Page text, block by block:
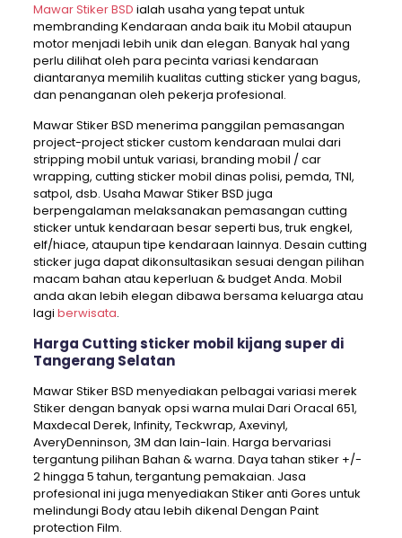
Mawar Stiker BSD ialah usaha yang tepat untuk
membranding Kendaraan anda baik itu Mobil ataupun
motor menjadi lebih unik dan elegan. Banyak hal yang
perlu dilihat oleh para pecinta variasi kendaraan
diantaranya memilih kualitas cutting sticker yang bagus,
dan penanganan oleh pekerja profesional.
Mawar Stiker BSD menerima panggilan pemasangan
project-project sticker custom kendaraan mulai dari
stripping mobil untuk variasi, branding mobil / car
wrapping, cutting sticker mobil dinas polisi, pemda, TNI,
satpol, dsb. Usaha Mawar Stiker BSD juga
berpengalaman melaksanakan pemasangan cutting
sticker untuk kendaraan besar seperti bus, truk engkel,
elf/hiace, ataupun tipe kendaraan lainnya. Desain cutting
sticker juga dapat dikonsultasikan sesuai dengan pilihan
macam bahan atau keperluan & budget Anda. Mobil
anda akan lebih elegan dibawa bersama keluarga atau
lagi berwisata.
Harga Cutting sticker mobil kijang super di
Tangerang Selatan
Mawar Stiker BSD menyediakan pelbagai variasi merek
Stiker dengan banyak opsi warna mulai Dari Oracal 651,
Maxdecal Derek, Infinity, Teckwrap, Axevinyl,
AveryDenninson, 3M dan lain-lain. Harga bervariasi
tergantung pilihan Bahan & warna. Daya tahan stiker +/-
2 hingga 5 tahun, tergantung pemakaian. Jasa
profesional ini juga menyediakan Stiker anti Gores untuk
melindungi Body atau lebih dikenal Dengan Paint
protection Film.